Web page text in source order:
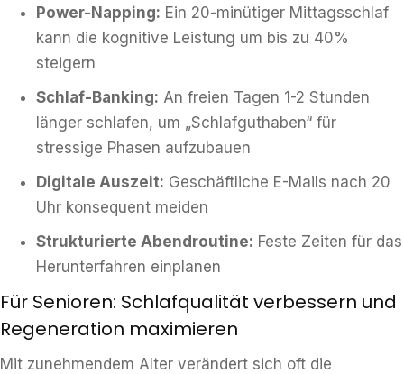
Power-Napping: Ein 20-minütiger Mittagsschlaf
kann die kognitive Leistung um bis zu 40%
steigern
Schlaf-Banking: An freien Tagen 1-2 Stunden
länger schlafen, um „Schlafguthaben“ für
stressige Phasen aufzubauen
Digitale Auszeit: Geschäftliche E-Mails nach 20
Uhr konsequent meiden
Strukturierte Abendroutine: Feste Zeiten für das
Herunterfahren einplanen
Für Senioren: Schlafqualität verbessern und
Regeneration maximieren
Mit zunehmendem Alter verändert sich oft die